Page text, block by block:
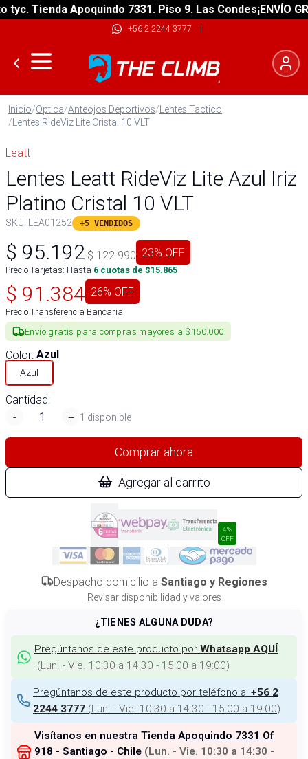
Tienda Apoquindo 7331. Piso 9. Las Condes¡ENVÍO
+56 2 2244 3777 |
Inicio/Optica/Anteojos Deportivos/Lentes Tactico
/Lentes RideViz Lite Cristal 10 VLT
Leatt
Lentes Leatt RideViz Lite Azul Iriz
Platino Cristal 10 VLT
SKU: LEA01252 +5 VENDIDOS
$ 95.192 $122.990 23% OFF
Precio Tarjetas: Hasta 6 cuotas de $15.865
$ 91.384 26% OFF
Precio Transferencia Bancaria
Envío gratis para compras mayores a $150.000
Color: Azul
Azul
Cantidad:
-
+ 1 disponible
Comprar ahora
Agregar al carrito
4%
OFF
Despacho domicilio a Santiago y Regiones
Revisar disponibilidad y valores
¿TIENES ALGUNA DUDA?
Pregúntanos de este producto por Whatsapp AQUÍ
(Lun. - Vie. 10:30 a 14:30 - 15:00 a 19:00)
Pregúntanos de este producto por teléfono al +56 2
2244 3777 (Lun. - Vie. 10:30 a 14:30 - 15:00 a 19:00)
Visítanos en nuestra Tienda Apoquindo 7331 Of
918 - Santiago - Chile (Lun. - Vie. 10:30 a 14:30 -